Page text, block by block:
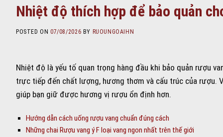
Nhiệt độ thích hợp để bảo quản
POSTED ON07/08/2026 BY RUOUNGOAIHN
Nhiệt độ là yếu tố quan trọng hàng đầu khi bảo quản rượu
trực tiếp đến chất lượng, hương thơm và cấu trúc của rượu.
giúp bạn giữ được hương vị rượu ổn định hơn.
Hướng dẫn cách uống rượu vang chuẩn đúng cách
Những chai Rượu vang ý F loại vang ngon nhất trên thế giới